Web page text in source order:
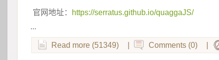
官网地址：
https://serratus.github.io/quaggaJS/
...
Read more (51349) Comments (0)